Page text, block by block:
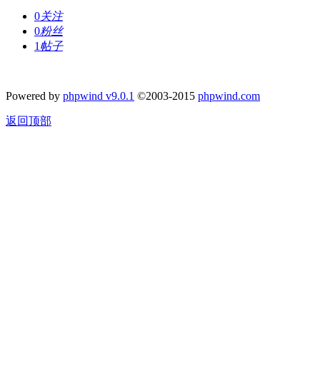
0关注
0粉丝
1 帖子
Powered by phpwind v9.0.1 ©2003-2015 phpwind.com
返回顶部